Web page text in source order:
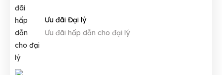
Ưu đãi Đại lý
Ưu đãi hấp dẫn cho đại lý